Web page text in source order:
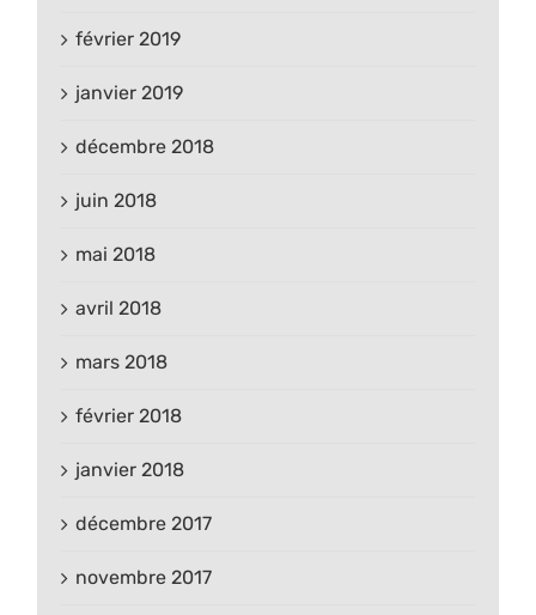
février 2019
janvier 2019
décembre 2018
juin 2018
mai 2018
avril 2018
mars 2018
février 2018
janvier 2018
décembre 2017
novembre 2017